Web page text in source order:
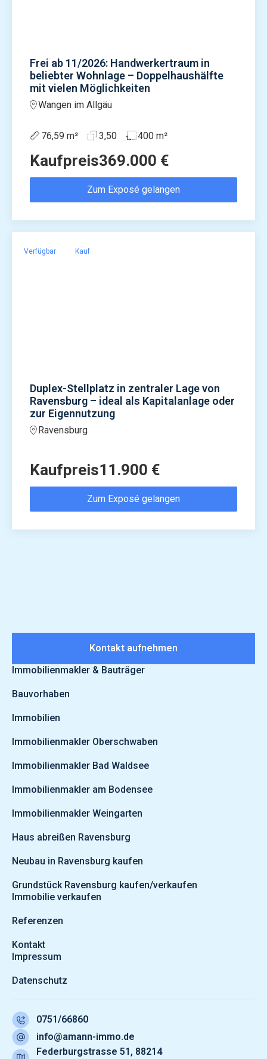
Frei ab 11/2026: Handwerkertraum in
beliebter Wohnlage – Doppelhaushälfte
mit vielen Möglichkeiten
Wangen im Allgäu
76,59 m² 3,50 400 m²
Kaufpreis369.000 €
Zum Exposé gelangen
Verfügbar Kauf
Duplex-Stellplatz in zentraler Lage von
Ravensburg – ideal als Kapitalanlage oder
zur Eigennutzung
Ravensburg
Kaufpreis11.900 €
Zum Exposé gelangen
Immobilienmakler & Bauträger
Bauvorhaben
Immobilien
Immobilienmakler Oberschwaben
Immobilienmakler Bad Waldsee
Immobilienmakler am Bodensee
Immobilienmakler Weingarten
Haus abreißen Ravensburg
Neubau in Ravensburg kaufen
Grundstück Ravensburg kaufen/verkaufen
Immobilie verkaufen
Referenzen
Kontakt
Impressum
Datenschutz
Kontakt aufnehmen
0751/66860
info@amann-immo.de
Federburgstrasse 51, 88214